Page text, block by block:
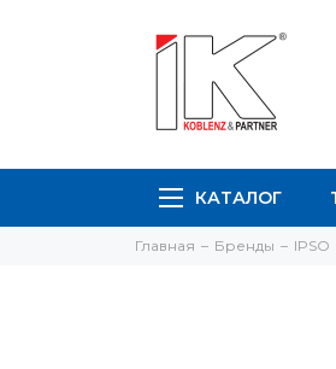
КАТАЛОГ
Главная Бренды IPSO